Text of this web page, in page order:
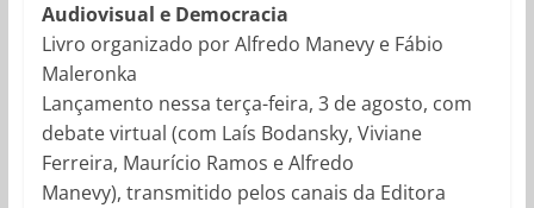
Audiovisual e Democracia
Livro organizado por Alfredo Manevy e Fábio
Maleronka
Lançamento nessa terça-feira, 3 de agosto, com
debate virtual (com Laís Bodansky, Viviane
Ferreira, Maurício Ramos e Alfredo
Manevy), transmitido pelos canais da Editora